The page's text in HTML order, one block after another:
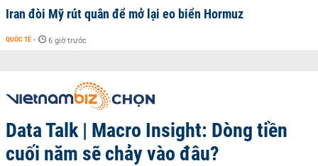
Iran đòi Mỹ rút quân để mở lại eo biển Hormuz
QUỐC TẾ - 6 giờ trước
Data Talk | Macro Insight: Dòng tiền
cuối năm sẽ chảy vào đâu?